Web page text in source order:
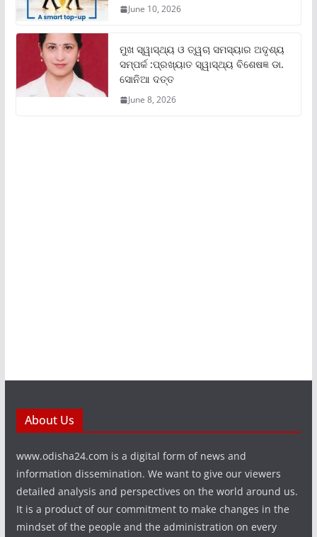
June 10, 2026
ମୁଖ ସ୍ୱାସ୍ଥ୍ୟ ଓ ତ୍ୱଚା ସମସ୍ୟାର ଅଦୃଶ୍ୟ
ସମ୍ପର୍କ :ପ୍ରଖ୍ୟାତ ସ୍ୱାସ୍ଥ୍ୟ ବିଶେଷଜ୍ଞ ଡା.
ସୋନିଆ ଦତ୍ତ
June 8, 2026
About Us
www.odisha24.com is a digital form of news and
information dissemination. We want to give our viewers
detailed analysis and perspectives on the world around us.
It is a product of our commitment to make changes in the
mindset of the people and the administration on every